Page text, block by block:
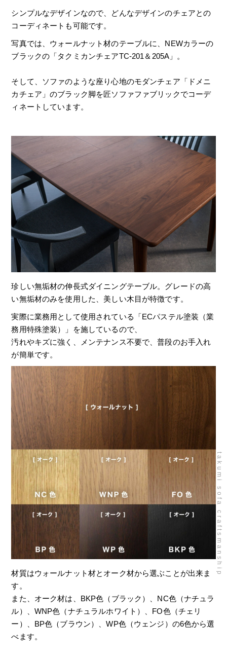
takumi sofa craftsmanship
シンプルなデザインなので、どんなデザインのチェアとの
コーディネートも可能です。
写真では、ウォールナット材のテーブルに、NEWカラーの
ブラックの「タクミカンチェアTC-201＆205A」。
そして、ソファのような座り心地のモダンチェア「ドメニ
カチェア」のブラック脚を匠ソファファブリックでコーデ
ィネートしています。
珍しい無垢材の伸長式ダイニングテーブル。グレードの高
い無垢材のみを使用した、美しい木目が特徴です。
実際に業務用として使用されている「ECパステル塗装（業
務用特殊塗装）」を施しているので、
汚れやキズに強く、メンテナンス不要で、普段のお手入れ
が簡単です。
材質はウォールナット材とオーク材から選ぶことが出来ま
す。
また、オーク材は、BKP色（ブラック）、NC色（ナチュラ
ル）、WNP色（ナチュラルホワイト）、FO色（チェリ
ー）、BP色（ブラウン）、WP色（ウェンジ）の6色から選
べます。